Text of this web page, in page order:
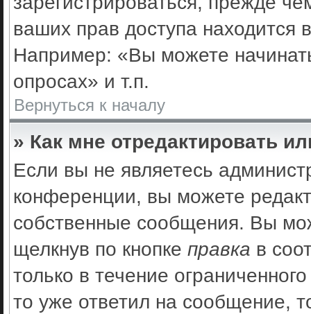
ваших прав доступа
Например: «Вы можете
опросах» и т.п.
Вернуться к началу
» Как мне отредактировать
Если вы не являетесь
конференции, вы можете
собственные сообщения. Вы
щелкнув по кнопке правка в
только в течение
то уже ответил на сообщение,